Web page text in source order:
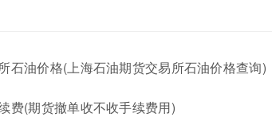
石油价格(上海石油期货交易所石油价格查询)
费(期货撤单收不收手续费用)